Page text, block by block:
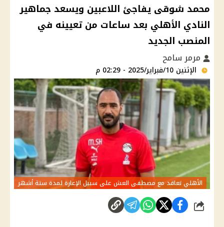
محمد شوقى يفاجئ اللاعبين ويسعد جماهير
النادي الأهلي بعد ساعات من تعيينه في
المنصب الجديد
مرمر سامح
الإثنين 10/فبراير/2025 - 02:29 م
الأهلي تعاقد مع مصطفى العش على سبيل الإعارة لمدة ستة أشهر
شارك